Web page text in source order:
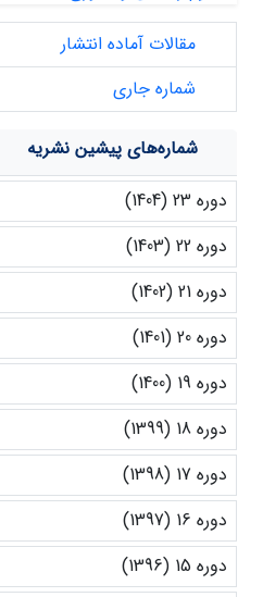
مقالات آماده انتشار
شماره جاری
شماره‌های پیشین نشریه
دوره 23 (1404)
دوره 22 (1403)
دوره 21 (1402)
دوره 20 (1401)
دوره 19 (1400)
دوره 18 (1399)
دوره 17 (1398)
دوره 16 (1397)
دوره 15 (1396)